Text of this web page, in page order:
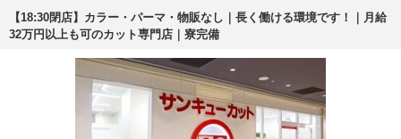
【18:30閉店】カラー・パーマ・物販なし｜長く働ける環境です！｜月給
32万円以上も可のカット専門店｜寮完備